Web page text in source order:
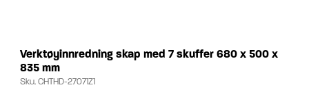
Verktøyinnredning skap med 7 skuffer 680 x 500 x
835 mm
Sku.CHTHD-27071Z1